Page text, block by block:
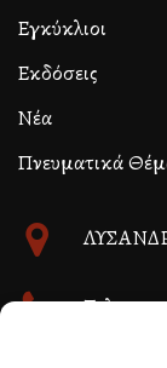
Εγκύκλιοι
Εκδόσεις
Νέα
Πνευματικά
Τηλ.